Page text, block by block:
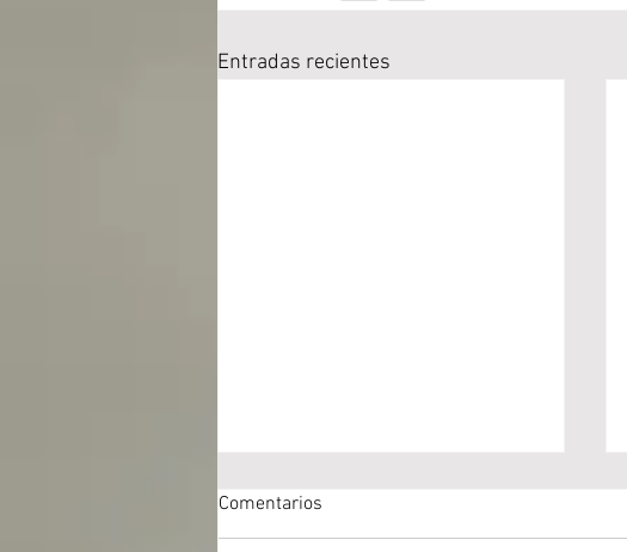
Entradas recientes
Comentarios